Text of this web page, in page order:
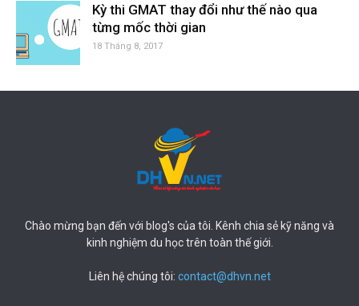
Kỳ thi GMAT thay đổi như thế nào qua
từng mốc thời gian
18 Tháng 8, 2017
Chào mừng bạn đến với blog's của tôi. Kênh chia sẻ kỹ năng và
kinh nghiệm du học trên toàn thế giới.
Liên hệ chúng tôi: contact@dhvn.net